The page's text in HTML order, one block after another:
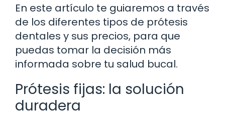
En este artículo te guiaremos a través
de los diferentes tipos de prótesis
dentales y sus precios, para que
puedas tomar la decisión más
informada sobre tu salud bucal.
Prótesis fijas: la solución
duradera